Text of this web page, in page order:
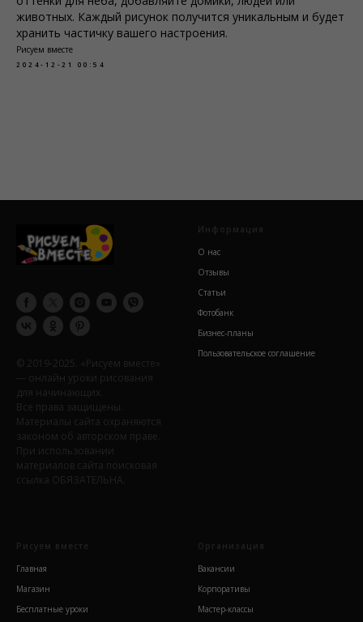
животных. Каждый рисунок получится уникальным и будет
хранить частичку вашего настроения.
Рисуем вместе
2024-12-21 00:54
© 2019-2025. «Рисуем вместе»
— онлайн уроки рисования
для начинающих.
Все права защищены.
Материалы сайта охраняются
законом об авторском праве.
При использовании
материалов сайта поисковая
ссылка ОБЯЗАТЕЛЬНА.
Информация
О нас
Отзывы
Статьи
Фотобанк
Бизнес-планы
Пользовательское соглашение
Рисуем вместе
Главная
Магазин
Бесплатные уроки
Организация
Вакансии
Корпоративы
Мастер-классы